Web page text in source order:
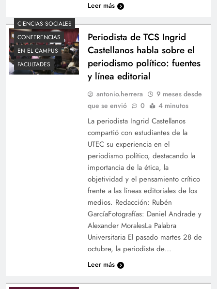
Leer más
CIENCIAS SOCIALES
CONFERENCIAS
EN EL CAMPUS
FACULTADES
Periodista de TCS Ingrid
Castellanos habla sobre el
periodismo político: fuentes
y línea editorial
antonio.herrera
9 meses desde
que se envió
0 4 minutos
La periodista Ingrid Castellanos
compartió con estudiantes de la
UTEC su experiencia en el
periodismo político, destacando la
importancia de la ética, la
objetividad y el pensamiento crítico
frente a las líneas editoriales de los
medios. Redacción: Rubén
GarcíaFotografías: Daniel Andrade y
Alexander MoralesLa Palabra
Universitaria El pasado martes 28 de
octubre, la periodista de…
Leer más